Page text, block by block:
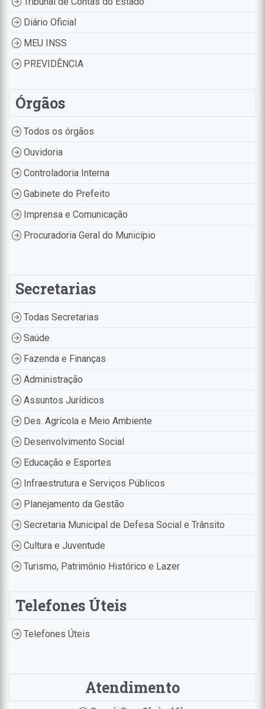
Diário Oficial
MEU INSS
PREVIDÊNCIA
Órgãos
Todos os órgãos
Ouvidoria
Controladoria Interna
Gabinete do Prefeito
Imprensa e Comunicação
Procuradoria Geral do Município
Secretarias
Todas Secretarias
Saúde
Fazenda e Finanças
Administração
Assuntos Jurídicos
Des. Agrícola e Meio Ambiente
Desenvolvimento Social
Educação e Esportes
Infraestrutura e Serviços Públicos
Planejamento da Gestão
Secretaria Municipal de Defesa Social e Trânsito
Cultura e Juventude
Turismo, Patrimônio Histórico e Lazer
Telefones Úteis
Telefones Úteis
Atendimento